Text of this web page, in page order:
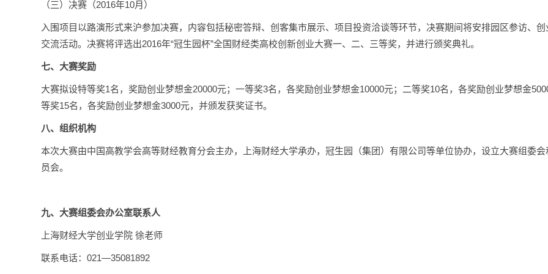
（三）决赛（2016年10月）
入围项目以路演形式来沪参加决赛，内容包括秘密答辩、创客集市展示、项目投资洽谈等环节，决赛期间将安排园区参访、
交流活动。决赛将评选出2016年“冠生园杯”全国财经类高校创新创业大赛一、二、三等奖，并进行颁奖典礼。
七、大赛奖励
大赛拟设特等奖1名，奖励创业梦想金20000元；一等奖3名，各奖励创业梦想金10000元；二等奖10名，各奖励创业梦想金
等奖15名，各奖励创业梦想金3000元，并颁发获奖证书。
八、组织机构
本次大赛由中国高教学会高等财经教育分会主办，上海财经大学承办，冠生园（集团）有限公司等单位协办，设立大赛组委会
员会。
九、大赛组委会办公室联系人
上海财经大学创业学院 徐老师
联系电话：021—35081892